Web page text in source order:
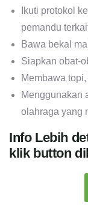
Ikuti protokol
pemandu
Bawa bekal
Siapkan obat-
Membawa
Menggunakan
olahraga yang
Info Lebih
klik button